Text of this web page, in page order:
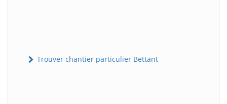
Trouver chantier particulier Bettant